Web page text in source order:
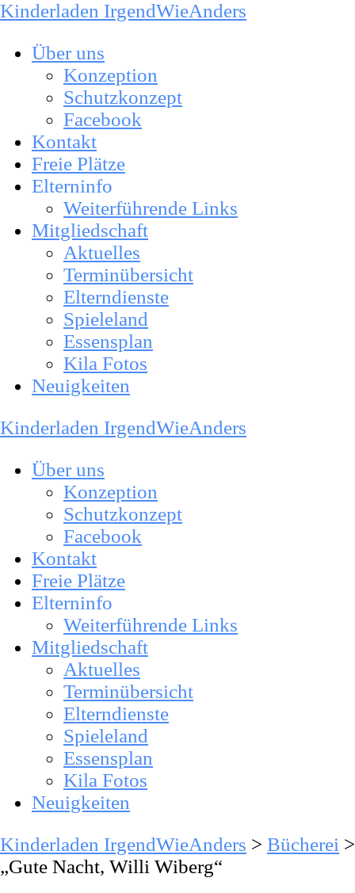
Kinderladen IrgendWieAnders
Über uns
Konzeption
Schutzkonzept
Facebook
Kontakt
Freie Plätze
Elterninfo
Weiterführende Links
Mitgliedschaft
Aktuelles
Terminübersicht
Elterndienste
Spieleland
Essensplan
Kila Fotos
Neuigkeiten
Kinderladen IrgendWieAnders
Über uns
Konzeption
Schutzkonzept
Facebook
Kontakt
Freie Plätze
Elterninfo
Weiterführende Links
Mitgliedschaft
Aktuelles
Terminübersicht
Elterndienste
Spieleland
Essensplan
Kila Fotos
Neuigkeiten
Kinderladen IrgendWieAnders > Bücherei >
„Gute Nacht, Willi Wiberg“